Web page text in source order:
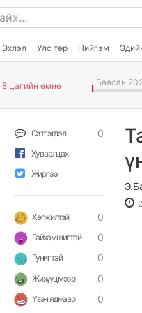
Эхлэл Улс төр Нийгэм
8 цагийн өмнө Баасан
Сэтгэгдэл 0
Хуваалцах
Жиргээ
Хөгжилтэй 0
Гайхамшигтай 0
Гунигтай 0
Жихүүцмээр 0
Үзэн ядмаар 0